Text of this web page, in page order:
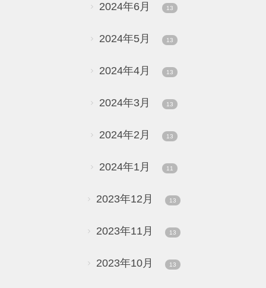
2024年6月 13
2024年5月 13
2024年4月 13
2024年3月 13
2024年2月 13
2024年1月 11
2023年12月 13
2023年11月 13
2023年10月 13